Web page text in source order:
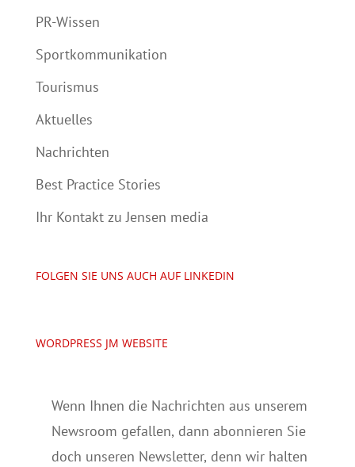
PR-Wissen
Sportkommunikation
Tourismus
Aktuelles
Nachrichten
Best Practice Stories
Ihr Kontakt zu Jensen media
FOLGEN SIE UNS AUCH AUF LINKEDIN
WORDPRESS JM WEBSITE
Wenn Ihnen die Nachrichten aus unserem
Newsroom gefallen, dann abonnieren Sie
doch unseren Newsletter, denn wir halten